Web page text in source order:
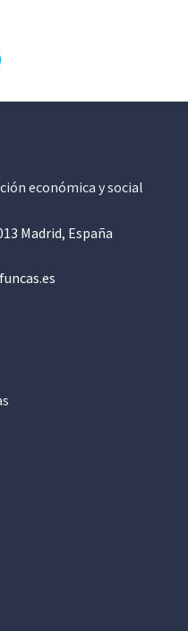
económica y social
Madrid, España